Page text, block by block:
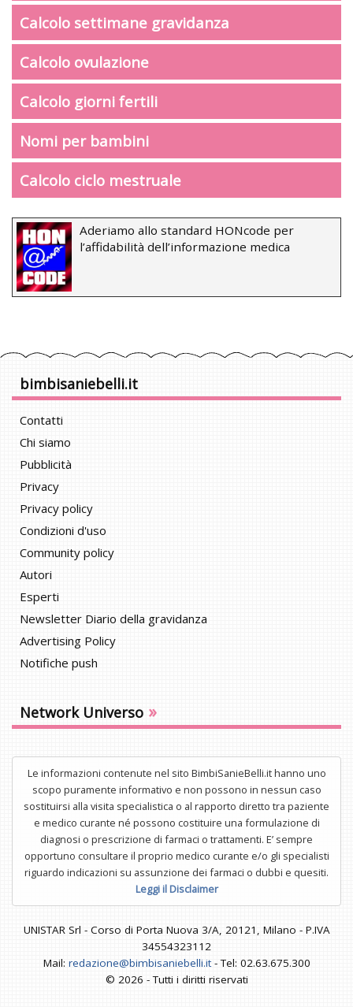
Calcolo settimane gravidanza
Calcolo ovulazione
Calcolo giorni fertili
Nomi per bambini
Calcolo ciclo mestruale
Aderiamo allo standard HONcode per
l’affidabilità dell’informazione medica
bimbisaniebelli.it
Contatti
Chi siamo
Pubblicità
Privacy
Privacy policy
Condizioni d'uso
Community policy
Autori
Esperti
Newsletter Diario della gravidanza
Advertising Policy
Notifiche push
Network Universo »
Le informazioni contenute nel sito BimbiSanieBelli.it hanno uno
scopo puramente informativo e non possono in nessun caso
sostituirsi alla visita specialistica o al rapporto diretto tra paziente
e medico curante né possono costituire una formulazione di
diagnosi o prescrizione di farmaci o trattamenti. E’ sempre
opportuno consultare il proprio medico curante e/o gli specialisti
riguardo indicazioni su assunzione dei farmaci o dubbi e quesiti.
Leggi il Disclaimer
UNISTAR Srl - Corso di Porta Nuova 3/A, 20121, Milano - P.IVA
34554323112
Mail: redazione@bimbisaniebelli.it- Tel: 02.63.675.300
© 2026 - Tutti i diritti riservati